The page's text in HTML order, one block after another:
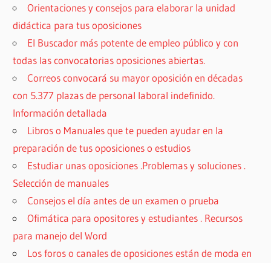
Orientaciones y consejos para elaborar la unidad
didáctica para tus oposiciones
El Buscador más potente de empleo público y con
todas las convocatorias oposiciones abiertas.
Correos convocará su mayor oposición en décadas
con 5.377 plazas de personal laboral indefinido.
Información detallada
Libros o Manuales que te pueden ayudar en la
preparación de tus oposiciones o estudios
Estudiar unas oposiciones .Problemas y soluciones .
Selección de manuales
Consejos el día antes de un examen o prueba
Ofimática para opositores y estudiantes . Recursos
para manejo del Word
Los foros o canales de oposiciones están de moda en